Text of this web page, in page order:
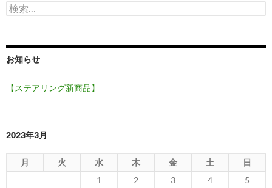
検
索:
お知らせ
【ステアリング新商品】
2023年3月
月 火 水 木 金 土
日
1
2 3 4
5